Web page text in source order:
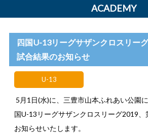
ACADEMY
四国U-13リーグサザンクロスリー
試合結果のお知らせ
U-13
5月1日(水)に、三豊市山本ふれあい公園
国U-13リーグサザンクロスリーグ2019、
お知らせいたします。